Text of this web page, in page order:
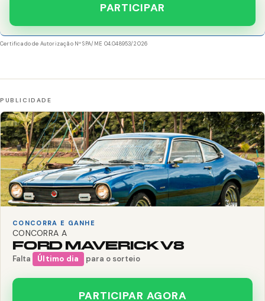
PARTICIPAR
Certificado de Autorização Nº SPA/ME 04.048953/2026
CONCORRA E GANHE
CONCORRA A
FORD MAVERICK V8
Falta Último dia para o sorteio
PARTICIPAR AGORA